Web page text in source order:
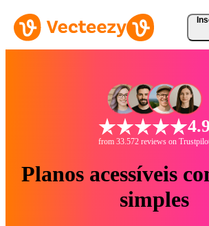
4.9
from 33.572 reviews on
Planos acessíveis
simples